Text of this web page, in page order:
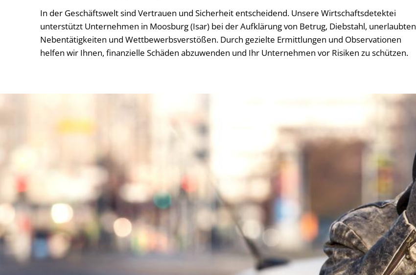
In der Geschäftswelt sind Vertrauen und Sicherheit entscheidend. Unsere Wirtschaftsdetektei
unterstützt Unternehmen in Moosburg (Isar) bei der Aufklärung von Betrug, Diebstahl, unerlaubten
Nebentätigkeiten und Wettbewerbsverstößen. Durch gezielte Ermittlungen und Observationen
helfen wir Ihnen, finanzielle Schäden abzuwenden und Ihr Unternehmen vor Risiken zu schützen.